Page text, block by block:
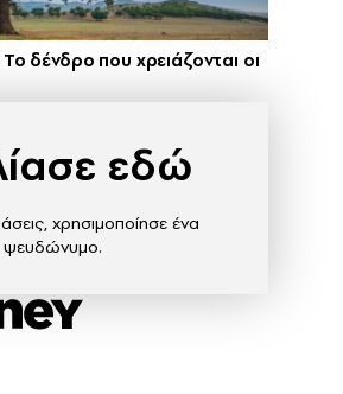
δένδρο που χρειάζονται οι
εδώ
χρησιμοποίησε ένα
ψευδώνυμο.